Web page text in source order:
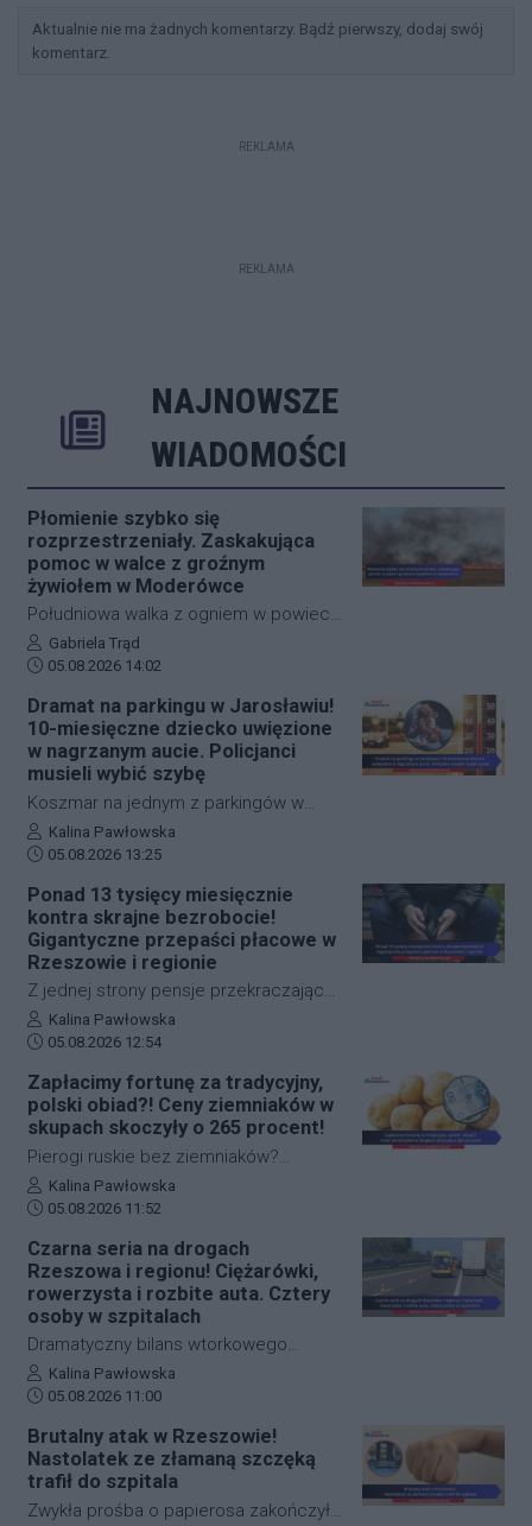
Aktualnie nie ma żadnych komentarzy. Bądź pierwszy, dodaj swój
komentarz.
REKLAMA
REKLAMA
NAJNOWSZE
WIADOMOŚCI
Płomienie szybko się
rozprzestrzeniały. Zaskakująca
pomoc w walce z groźnym
żywiołem w Moderówce
Południowa walka z ogniem w powiecie
krośnieńskim wymagała
natychmiastowej interwencji służb
Moderówka doszło do rozległego
pożaru ścierniska, który ze względu na
panujące warunki zaczął się
gwałtownie rozprzestrzeniać. W akcji
gaśniczej wzięło udział aż siedem
zastępów straży pożarnej, a
okazał się manewr wykonany przez
jednego z miejscowych rolników.
Autor artykułu:
Gabriela Trąd
Data dodania artykułu:
05.08.2026 14:02
Dramat na parkingu w Jarosławiu!
10-miesięczne dziecko uwięzione
w nagrzanym aucie. Policjanci
musieli wybić szybę
Koszmar na jednym z parkingów w
Jarosławiu. Młoda matka przypadkowo
zatrzasnęła kluczyki w samochodzie, w
miesięczne dziecko. Wskutek upału
temperatura w pojeździe rosła z minuty
na minutę. Wezwani na miejsce
policjanci użyli siły i bezpiecznie
wydostali malucha ze śmiertelnej
pułapki.
Autor artykułu:
Kalina Pawłowska
Data dodania artykułu:
05.08.2026 13:25
Ponad 13 tysięcy miesięcznie
kontra skrajne bezrobocie!
Gigantyczne przepaści płacowe w
Rzeszowie i regionie
Z jednej strony pensje przekraczające
13 tysięcy złotych brutto i sektory,
które rekrutują na potęgę. Z drugiej –
najniższe zarobki ledwo
przekraczające próg ubóstwa, tysiące
ludzi bez prawa do zasiłku i
dramatyczna walka o nieliczne oferty
pracy. Najnowszy raport Urzędu
Statystycznego w Rzeszowie obnaża
rynku pracy w czerwcu 2026 roku.
Sprawdziliśmy, kto w Rzeszowie i
całym regionie ma powody do radości,
a kto musi zaciskać pasa.
Autor artykułu:
Kalina Pawłowska
Data dodania artykułu:
05.08.2026 12:54
Zapłacimy fortunę za tradycyjny,
polski obiad?! Ceny ziemniaków w
skupach skoczyły o 265 procent!
Pierogi ruskie bez ziemniaków?
Chrupiące placki ziemniaczane to
absolutny klasyk na podkarpackich
frytki widzimy w menu niemal na
każdym kroku. Król naszego jadłospisu
znalazł się jednak w wielkim
niebezpieczeństwie. Wskutek
gigantycznej suszy na Podkarpaciu
ceny ziemniaków w hurtowych skupach
zaledwie jednego miesiąca. Czy
szykuje się paragonowy szok na
rzeszowskich targowiskach?
Autor artykułu:
Kalina Pawłowska
Data dodania artykułu:
05.08.2026 11:52
Czarna seria na drogach
Rzeszowa i regionu! Ciężarówki,
rowerzysta i rozbite auta. Cztery
osoby w szpitalach
Dramatyczny bilans wtorkowego
popołudnia na drogach w Rzeszowie i
powiecie rzeszowskim. Policjanci z
jednocześnie na miejscach trzech
groźnych wypadków. W Trzebownisku,
na ul. Ciepłowniczej w Rzeszowie oraz
Autor artykułu:
Kalina Pawłowska
Data dodania artykułu:
05.08.2026 11:00
Brutalny atak w Rzeszowie!
Nastolatek ze złamaną szczęką
trafił do szpitala
Zwykła prośba o papierosa zakończyła